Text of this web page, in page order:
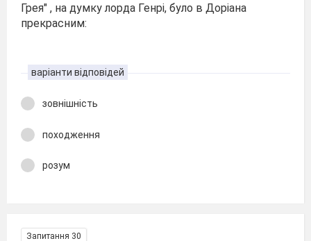
Грея" , на думку лорда Генрі, було в Доріана
прекрасним:
варіанти відповідей
зовнішність
походження
розум
Запитання 30